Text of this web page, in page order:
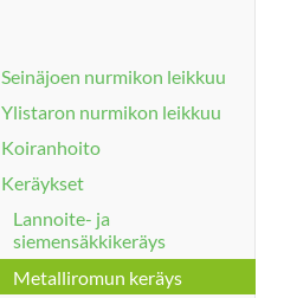
Seinäjoen nurmikon leikkuu
Ylistaron nurmikon leikkuu
Koiranhoito
Keräykset
Lannoite- ja
siemensäkkikeräys
Metalliromun keräys